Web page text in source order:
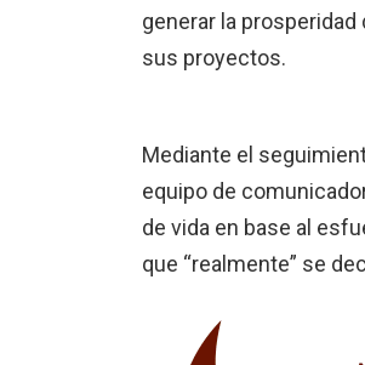
generar la
sus proyectos.
Mediante el
equipo de
de vida en base al
que “realmente” se